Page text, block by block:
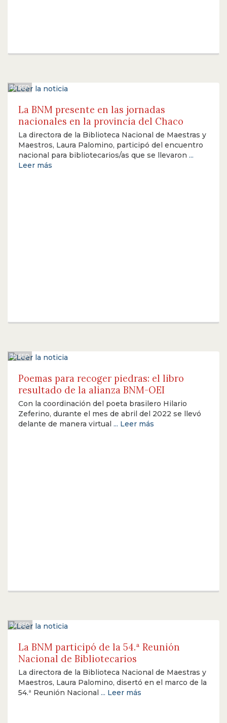
25 SEP
La BNM presente en las jornadas
nacionales en la provincia del Chaco
La directora de la Biblioteca Nacional de Maestras y
Maestros, Laura Palomino, participó del encuentro
nacional para bibliotecarios/as que se llevaron ...
Leer más
25 SEP
Poemas para recoger piedras: el libro
resultado de la alianza BNM-OEI
Con la coordinación del poeta brasilero Hilario
Zeferino, durante el mes de abril del 2022 se llevó
delante de manera virtual ... Leer más
22 SEP
La BNM participó de la 54.ª Reunión
Nacional de Bibliotecarios
La directora de la Biblioteca Nacional de Maestras y
Maestros, Laura Palomino, disertó en el marco de la
54.ª Reunión Nacional ... Leer más